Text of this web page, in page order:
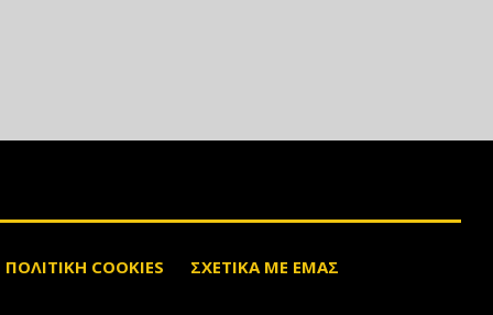
ΠΟΛΙΤΙΚΗ COOKIES ΣΧΕΤΙΚΑ ΜΕ ΕΜΑΣ